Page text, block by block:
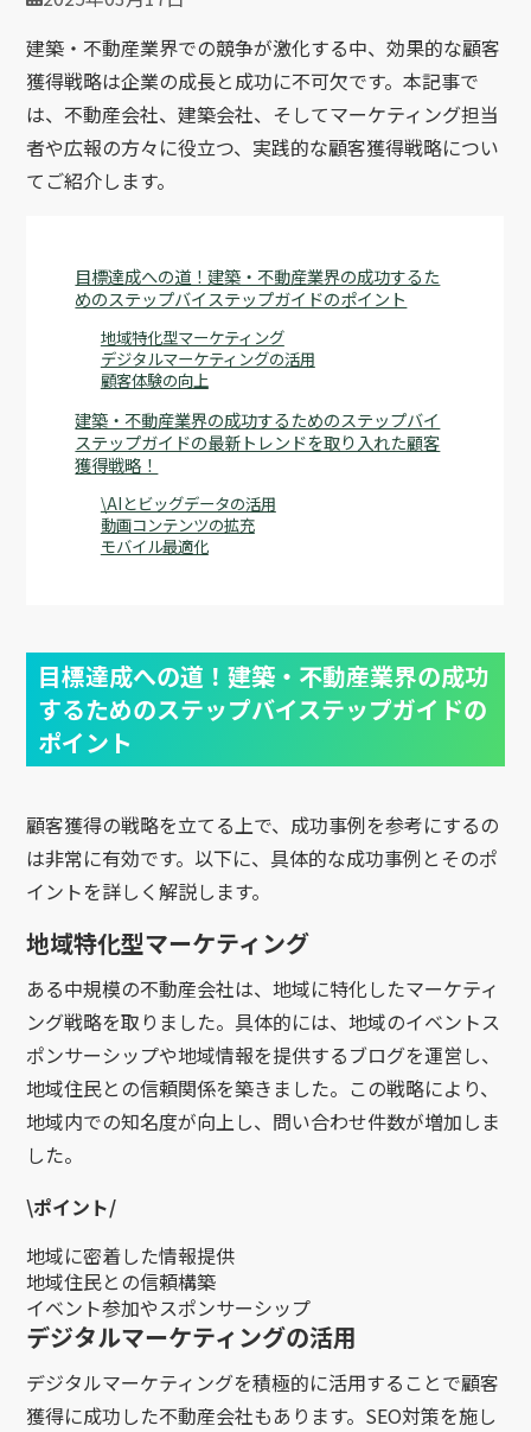
建築・不動産業界での競争が激化する中、効果的な顧客
獲得戦略は企業の成長と成功に不可欠です。本記事で
は、不動産会社、建築会社、そしてマーケティング担当
者や広報の方々に役立つ、実践的な顧客獲得戦略につい
てご紹介します。
目標達成への道！建築・不動産業界の成功するた
めのステップバイステップガイドのポイント
地域特化型マーケティング
デジタルマーケティングの活用
顧客体験の向上
建築・不動産業界の成功するためのステップバイ
ステップガイドの最新トレンドを取り入れた顧客
獲得戦略！
\AIとビッグデータの活用
動画コンテンツの拡充
モバイル最適化
目標達成への道！建築・不動産業界の成功
するためのステップバイステップガイドの
ポイント
顧客獲得の戦略を立てる上で、成功事例を参考にするの
は非常に有効です。以下に、具体的な成功事例とそのポ
イントを詳しく解説します。
地域特化型マーケティング
ある中規模の不動産会社は、地域に特化したマーケティ
ング戦略を取りました。具体的には、地域のイベントス
ポンサーシップや地域情報を提供するブログを運営し、
地域住民との信頼関係を築きました。この戦略により、
地域内での知名度が向上し、問い合わせ件数が増加しま
した。
\ポイント/
地域に密着した情報提供
地域住民との信頼構築
イベント参加やスポンサーシップ
デジタルマーケティングの活用
デジタルマーケティングを積極的に活用することで顧客
獲得に成功した不動産会社もあります。SEO対策を施し